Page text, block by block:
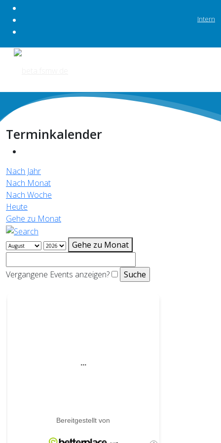
Intern
Terminkalender
Nach Jahr
Nach Monat
Nach Woche
Heute
Gehe zu Monat
Gehe zu Monat
Vergangene Events anzeigen?